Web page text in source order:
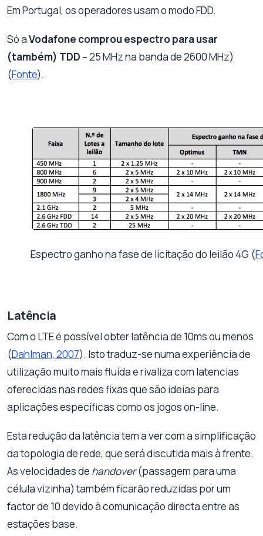
Em Portugal, os operadores usam o modo FDD.
Só aVodafone comprou espectro para usar
(também) TDD – 25 MHz na banda de 2600 MHz)
(Fonte).
Espectro ganho na fase de licitação do leilão 4G (
Latência
Com o LTE é possível obter latência de 10ms ou menos
(Dahlman, 2007). Isto traduz-se numa experiência de
utilização muito mais fluída e rivaliza com latencias
oferecidas nas redes fixas que são ideias para
aplicações específicas como os jogos on-line.
Esta redução da latência tem a ver com a simplificação
da topologia de rede, que será discutida mais à frente.
As velocidades de handover(passagem para uma
célula vizinha) também ficarão reduzidas por um
factor de 10 devido à comunicação directa entre as
estações base.